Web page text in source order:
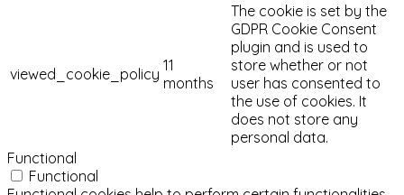
viewed_cookie_policy 11
months
The cookie is set by the
GDPR Cookie Consent
plugin and is used to
store whether or not
user has consented to
the use of cookies. It
does not store any
personal data.
Functional
Functional